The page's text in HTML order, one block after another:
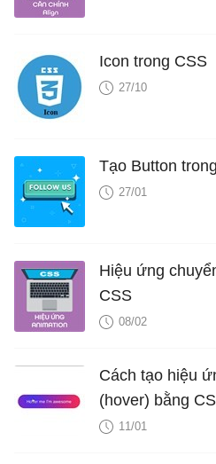
Icon trong CSS
27/10
Tạo Button
27/01
Hiệu ứng
CSS
08/02
Cách tạo hiệu
(hover) bằng
11/01